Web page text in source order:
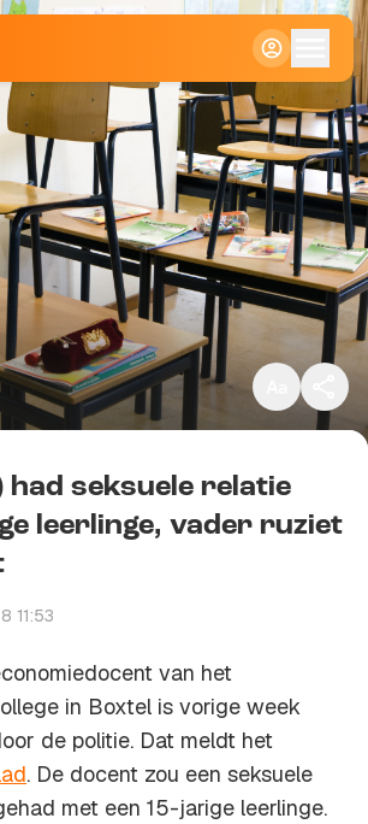
Klein
Standaard
Groot
Kopieer link
had seksuele relatie
leerlinge, vader ruziet
11:53
van het
in Boxtel is vorige week
de politie. Dat meldt het
. De docent zou een seksuele
met een 15-jarige leerlinge.